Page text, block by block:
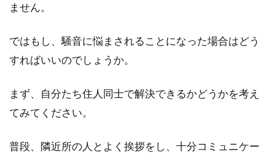
中古一戸建てをリフォームして住
む！ブログから見るその魅力
を想像します。しかし、あえて中古一戸建てを
ません。
ではもし、騒音に悩まされることになった場合はどう
すればいいのでしょうか。
まず、自分たち住人同士で解決できるかどうかを考え
てみてください。
普段、隣近所の人とよく挨拶をし、十分コミュニケー